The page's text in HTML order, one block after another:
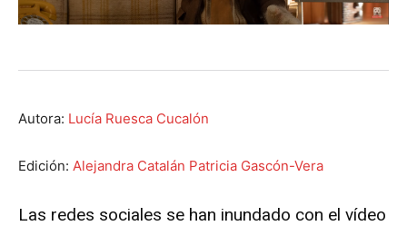
Autora: Lucía Ruesca Cucalón
Edición: Alejandra Catalán Patricia Gascón-Vera
Las redes sociales se han inundado con el vídeo